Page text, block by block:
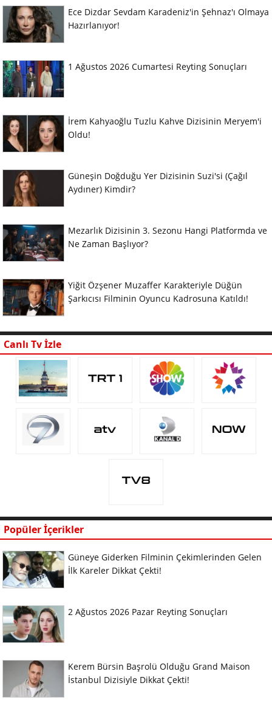
Ece Dizdar Sevdam Karadeniz'in Şehnaz'ı Olmaya
Hazırlanıyor!
1 Ağustos 2026 Cumartesi Reyting Sonuçları
İrem Kahyaoğlu Tuzlu Kahve Dizisinin Meryem'i
Oldu!
Güneşin Doğduğu Yer Dizisinin Suzi'si (Çağıl
Aydıner) Kimdir?
Mezarlık Dizisinin 3. Sezonu Hangi Platformda ve
Ne Zaman Başlıyor?
Yiğit Özşener Muzaffer Karakteriyle Düğün
Şarkıcısı Filminin Oyuncu Kadrosuna Katıldı!
Canlı Tv İzle
Popüler İçerikler
Güneye Giderken Filminin Çekimlerinden Gelen
İlk Kareler Dikkat Çekti!
2 Ağustos 2026 Pazar Reyting Sonuçları
Kerem Bürsin Başrolü Olduğu Grand Maison
İstanbul Dizisiyle Dikkat Çekti!